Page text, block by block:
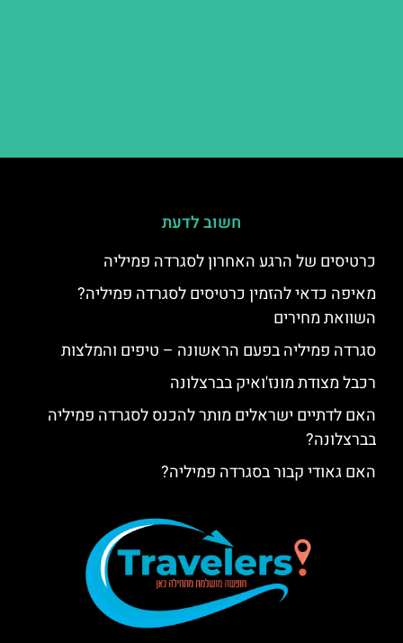
חשוב לדעת
כרטיסים של הרגע האחרון לסגרדה פמיליה
מאיפה כדאי להזמין כרטיסים לסגרדה פמיליה?
השוואת מחירים
סגרדה פמיליה בפעם הראשונה – טיפים והמלצות
רכבל מצודת מונז'ואיק בברצלונה
האם לדתיים ישראלים מותר להכנס לסגרדה פמיליה
בברצלונה?
האם גאודי קבור בסגרדה פמיליה?